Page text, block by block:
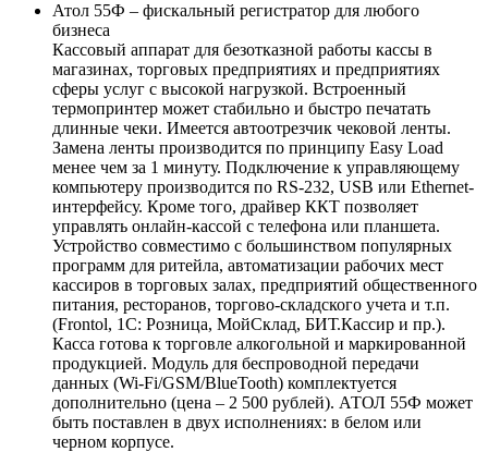
Атол 55Ф – фискальный регистратор для любого
бизнеса
Кассовый аппарат для безотказной работы кассы в
магазинах, торговых предприятиях и предприятиях
сферы услуг с высокой нагрузкой. Встроенный
термопринтер может стабильно и быстро печатать
длинные чеки. Имеется автоотрезчик чековой ленты.
Замена ленты производится по принципу Easy Load
менее чем за 1 минуту. Подключение к управляющему
компьютеру производится по RS-232, USB или Ethernet-
интерфейсу. Кроме того, драйвер ККТ позволяет
управлять онлайн-кассой с телефона или планшета.
Устройство совместимо с большинством популярных
программ для ритейла, автоматизации рабочих мест
кассиров в торговых залах, предприятий общественного
питания, ресторанов, торгово-складского учета и т.п.
(Frontol, 1С: Розница, МойСклад, БИТ.Кассир и пр.).
Касса готова к торговле алкогольной и маркированной
продукцией. Модуль для беспроводной передачи
данных (Wi-Fi/GSM/BlueTooth) комплектуется
дополнительно (цена – 2 500 рублей). АТОЛ 55Ф может
быть поставлен в двух исполнениях: в белом или
черном корпусе.